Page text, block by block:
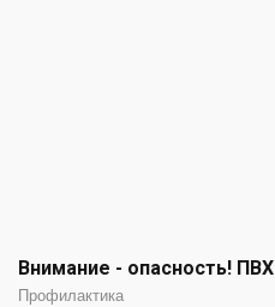
Внимание - опасность! ПВХ
Профилактика